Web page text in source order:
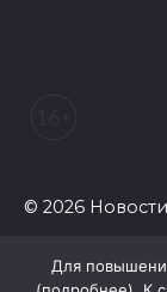
© 2026
Для